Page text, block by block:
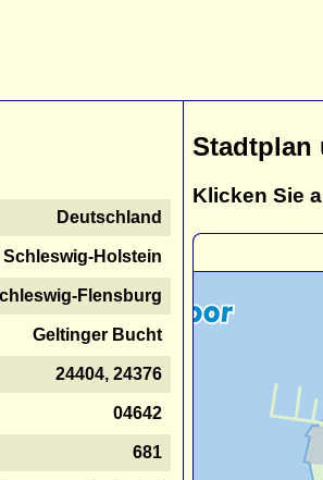
Deutschland
Schleswig-Holstein
Flensburg
Geltinger Bucht
24404, 24376
04642
681
Stadtplan
Klicken Sie